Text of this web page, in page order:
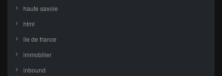
haute savoie
html
ile de france
immobilier
inbound